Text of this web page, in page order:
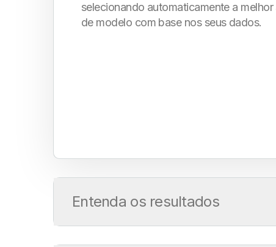
selecionando automaticamente a
de modelo com base nos seus dados.
Entenda os resultados